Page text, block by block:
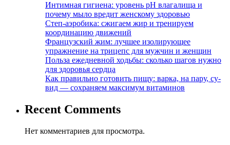
Интимная гигиена: уровень pH влагалища и
почему мыло вредит женскому здоровью
Степ-аэробика: сжигаем жир и тренируем
координацию движений
Французский жим: лучшее изолирующее
упражнение на трицепс для мужчин и женщин
Польза ежедневной ходьбы: сколько шагов нужно
для здоровья сердца
Как правильно готовить пищу: варка, на пару, су-
вид — сохраняем максимум витаминов
Recent Comments
Нет комментариев для просмотра.